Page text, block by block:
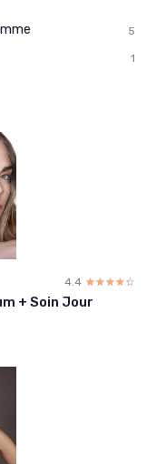
5
1
4.4 ☆☆☆☆☆
★★★★★
+ Soin Jour